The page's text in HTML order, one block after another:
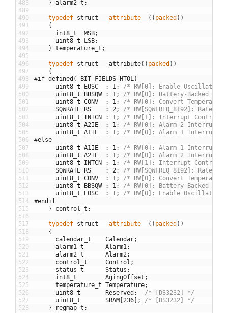
488
489
490
491
492
493
494
495
496
497
498
499
500
501
502
503
504
505
506
507
508
509
510
511
512
513
514
515
516
517
518
519
520
521
522
523
524
525
526
527
528
} alarm2_t ;
typedef struct __attribute__ ( ( packed ) )
{
int8 t MSB;
uint8 t LSB;
} temperature_t ;
typedef struct __attribute( ( packed ) )
{
#if defined(_BIT_FIELDS_HTOL)
uint8 t EOSC : 1 ;
/* RW[0]: Enable Oscillator
uint8 t BBSQW : 1 ;
/* RW[0]: Battery-Backed
uint8 t CONV : 1 ;
/* RW[0]: Convert
SQWRATE RS : 2 ;
/* RW[SQWFREQ_8192]: Rate
uint8 t INTCN : 1 ;
/* RW[1]: Interrupt Control
uint8 t A2IE : 1 ;
/* RW[0]: Alarm 2 Interrupt
uint8 t A1IE : 1 ;
/* RW[0]: Alarm 1 Interrupt
#else
uint8 t A1IE : 1 ;
/* RW[0]: Alarm 1 Interrupt
uint8 t A2IE : 1 ;
/* RW[0]: Alarm 2 Interrupt
uint8 t INTCN : 1 ;
/* RW[1]: Interrupt Control
SQWRATE RS : 2 ;
/* RW[SQWFREQ_8192]: Rate
uint8 t CONV : 1 ;
/* RW[0]: Convert
uint8 t BBSQW : 1 ;
/* RW[0]: Battery-Backed
uint8 t EOSC : 1 ;
/* RW[0]: Enable Oscillator
#endif
}
control_t ;
typedef struct __attribute__ ( ( packed ) )
{
calendar t Calendar;
alarm1
t Alarm1 ;
alarm2 t Alarm2 ;
control
t Control ;
status t Status ;
int8 t AgingOffset ;
temperature t Temperature;
uint8 t Reserved ;
/* [DS3232] */
uint8 t SRAM [236] ;
/* [DS3232] */
}
regmap_t ;